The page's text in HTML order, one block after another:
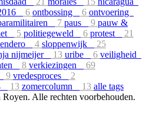
6 ontbossing 6 ontvoering
7 paus 9 pauw &
5 politiegeweld 6 protest
21
4 sloppenwijk
25
nijmeijer 13 uribe 6 veiligheid
8 verkiezingen
69
9 vredesproces
2
13 zomercolumn 13 alle tags
Alle rechten voorbehouden.